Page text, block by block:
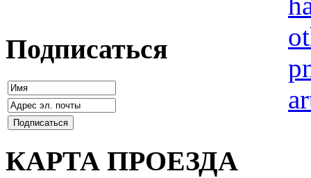
Подписаться
КАРТА ПРОЕЗДА